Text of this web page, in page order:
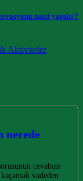
nasıl yapılır?
Aktiviteler
nerede
cevabını
vadeden